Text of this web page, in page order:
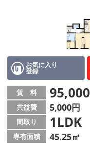
店舗情報·アクセス
会社概要
メールでお問い合わせ
お気に入り
登録
賃 料 95,000
共益費 5,000円
間取り 1LDK
専有面積 45.25㎡